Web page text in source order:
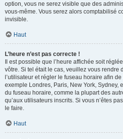
option, vous ne serez visible que des
vous-même. Vous serez alors comptabilisé
invisible.
Haut
L’heure n’est pas correcte !
Il est possible que l’heure affichée soit
vôtre. Si tel était le cas, veuillez vous rendre
l’utilisateur et régler le fuseau horaire afin
exemple Londres, Paris, New York, Sydney,
du fuseau horaire, comme la plupart des
qu’aux utilisateurs inscrits. Si vous n’êtes
le faire.
Haut